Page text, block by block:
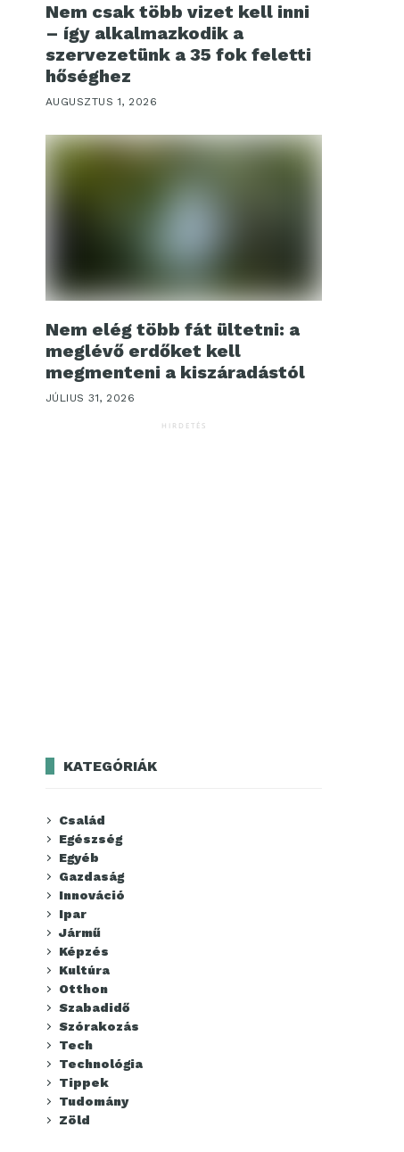
Nem csak több vizet kell inni
– így alkalmazkodik a
szervezetünk a 35 fok feletti
hőséghez
AUGUSZTUS 1, 2026
Nem elég több fát ültetni: a
meglévő erdőket kell
megmenteni a kiszáradástól
JÚLIUS 31, 2026
HIRDETÉS
KATEGÓRIÁK
Család
Egészség
Egyéb
Gazdaság
Innováció
Ipar
Jármű
Képzés
Kultúra
Otthon
Szabadidő
Szórakozás
Tech
Technológia
Tippek
Tudomány
Zöld